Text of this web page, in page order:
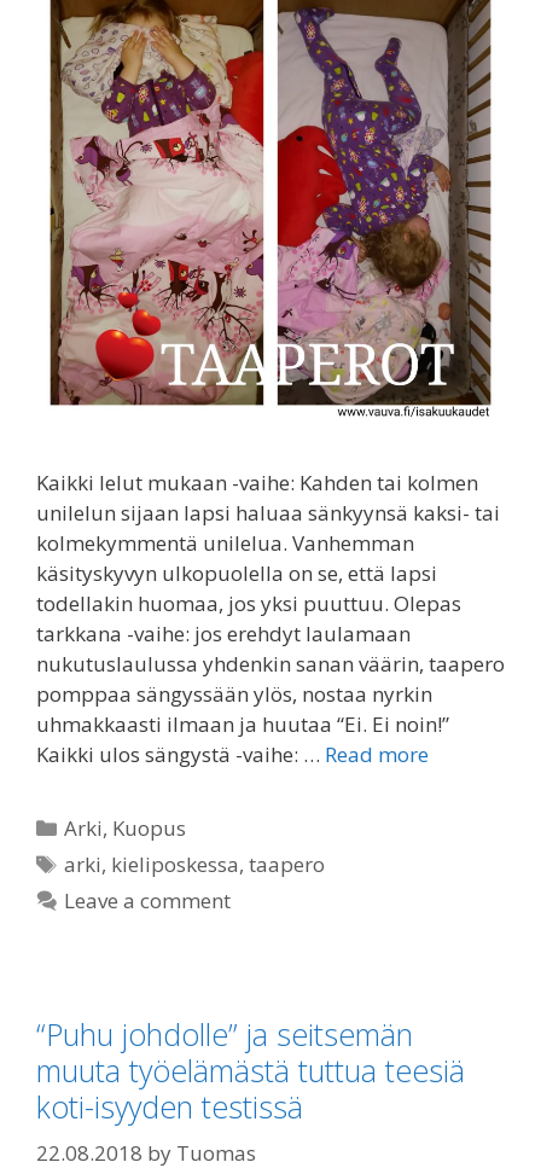
Kaikki lelut mukaan -vaihe: Kahden tai kolmen
unilelun sijaan lapsi haluaa sänkyynsä kaksi- tai
kolmekymmentä unilelua. Vanhemman
käsityskyvyn ulkopuolella on se, että lapsi
todellakin huomaa, jos yksi puuttuu. Olepas
tarkkana -vaihe: jos erehdyt laulamaan
nukutuslaulussa yhdenkin sanan väärin, taapero
pomppaa sängyssään ylös, nostaa nyrkin
uhmakkaasti ilmaan ja huutaa “Ei. Ei noin!”
Kaikki ulos sängystä -vaihe: … Read more
Categories
Arki, Kuopus
Tags
arki, kieliposkessa,taapero
Leave a comment
“Puhu johdolle” ja seitsemän
muuta työelämästä tuttua teesiä
koti-isyyden testissä
22.08.2018 by Tuomas